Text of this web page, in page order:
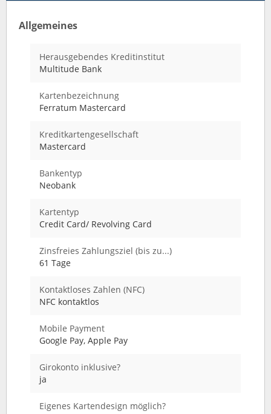
Allgemeines
Herausgebendes Kreditinstitut
Multitude Bank
Kartenbezeichnung
Ferratum Mastercard
Kreditkartengesellschaft
Mastercard
Bankentyp
Neobank
Kartentyp
Credit Card/ Revolving Card
Zinsfreies Zahlungsziel (bis zu...)
61 Tage
Kontaktloses Zahlen (NFC)
NFC kontaktlos
Mobile Payment
Google Pay, Apple Pay
Girokonto inklusive?
ja
Eigenes Kartendesign möglich?